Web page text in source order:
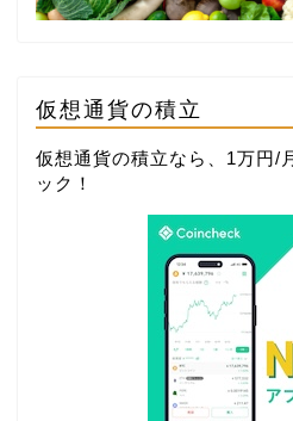
仮想通貨の積立
仮想通貨の積立なら、1万円/
ック ！